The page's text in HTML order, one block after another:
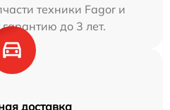
техники Fagor и
до 3 лет.
доставка